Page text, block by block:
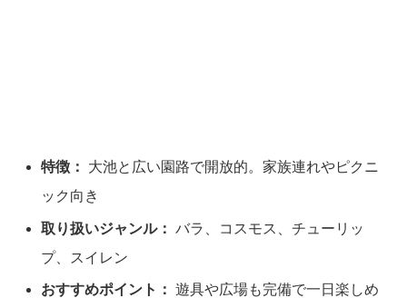
特徴：
大池と広い園路で開放的。家族連れやピクニ
ック向き
取り扱いジャンル： バラ、コスモス、チューリッ
プ、スイレン
おすすめポイント： 遊具や広場も完備で一日楽しめ